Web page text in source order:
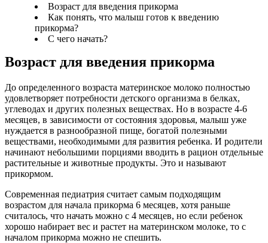
Возраст для введения прикорма
Как понять, что малыш готов к введению
прикорма?
С чего начать?
Возраст для введения прикорма
До определенного возраста материнское молоко полностью
удовлетворяет потребности детского организма в белках,
углеводах и других полезных веществах. Но в возрасте 4-6
месяцев, в зависимости от состояния здоровья, малыш уже
нуждается в разнообразной пище, богатой полезными
веществами, необходимыми для развития ребенка. И родители
начинают небольшими порциями вводить в рацион отдельные
растительные и животные продукты. Это и называют
прикормом.
Современная педиатрия считает самым подходящим
возрастом для начала прикорма 6 месяцев, хотя раньше
считалось, что начать можно с 4 месяцев, но если ребенок
хорошо набирает вес и растет на материнском молоке, то с
началом прикорма можно не спешить.